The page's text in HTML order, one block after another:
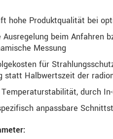
hohe Produktqualität bei
Ausregelung beim Anfahren
Messung
für
statt Halbwertszeit der
durch
anpassbare
*
halten Sie mich per Mail
Ihre Daten vertraulich.